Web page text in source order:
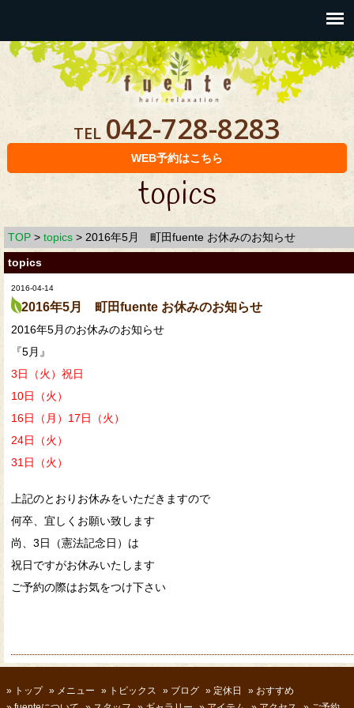
TEL 042-728-8283
WEB予約はこちら
topics
TOP > topics > 2016年5月 町田fuente お休みのお知らせ
topics
2016-04-14
2016年5月 町田fuente お休みのお知らせ
2016年5月のお休みのお知らせ
『5月』
3日（火）祝日
10日（火）
16日（月）17日（火）
24日（火）
31日（火）
上記のとおりお休みをいただきますので
何卒、宜しくお願い致します
尚、 3日（憲法記念日） は
祝日ですがお休みいたします
ご予約の際はお気をつけ下さい
» トップ » メニュー » トピックス » ブログ » 定休日 » おすすめ